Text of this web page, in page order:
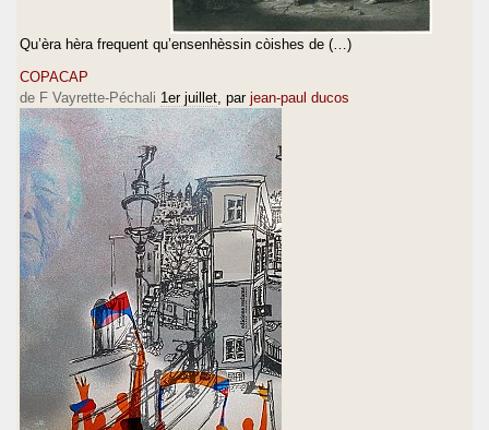
Qu’èra hèra frequent qu’ensenhèssin còishes de (…)
COPACAP
de F Vayrette-Péchali 1er juillet , par jean-paul ducos